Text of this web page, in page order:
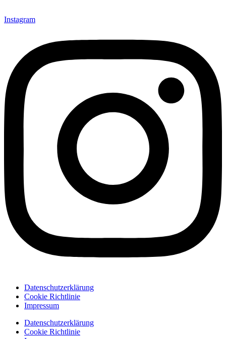
Instagram
Datenschutzerklärung
Cookie Richtlinie
Impressum
Datenschutzerklärung
Cookie Richtlinie